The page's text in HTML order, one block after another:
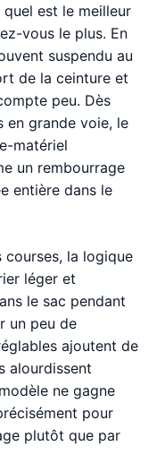
est le meilleur
vous le plus. En
suspendu au
de la ceinture et
peu. Dès
en grande voie, le
matériel
un rembourrage
entière dans le
courses, la logique
léger et
le sac pendant
un peu de
ajoutent de
alourdissent
ne gagne
pour
plutôt que par